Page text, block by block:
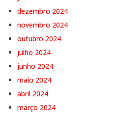
dezembro 2024
novembro 2024
outubro 2024
julho 2024
junho 2024
maio 2024
abril 2024
março 2024